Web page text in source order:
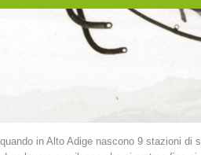
quando in Alto Adige nascono 9 stazioni